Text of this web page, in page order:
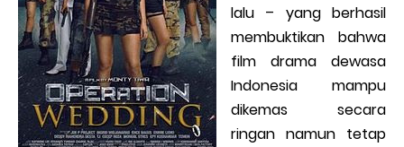
lalu – yang berhasil
membuktikan bahwa
film drama dewasa
Indonesia mampu
dikemas secara
ringan namun tetap